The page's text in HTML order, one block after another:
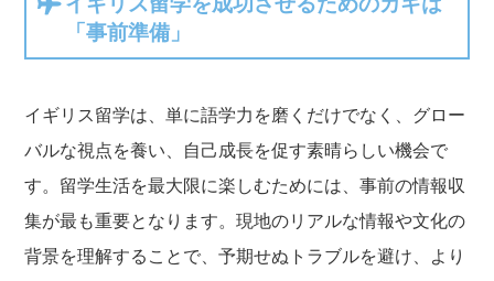
「事前準備」
イギリス留学は、単に語学力を磨くだけでなく、グロー
バルな視点を養い、自己成長を促す素晴らしい機会で
す。留学生活を最大限に楽しむためには、事前の情報収
集が最も重要となります。現地のリアルな情報や文化の
背景を理解することで、予期せぬトラブルを避け、より